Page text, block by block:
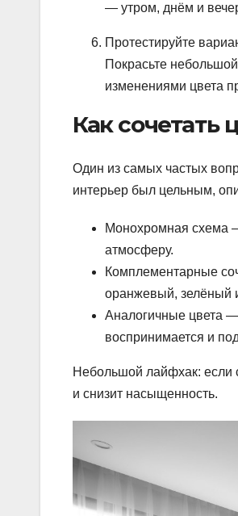
— утром, днём и
Протестируйте
Покрасьте
изменениями цвета
Как сочетать
Один из самых частых
интерьер был цельным,
Монохромная схема —
атмосферу.
Комплементарные
оранжевый, зелёный
Аналогичные цвета —
воспринимается и
Небольшой лайфхак: если
и снизит насыщенность.